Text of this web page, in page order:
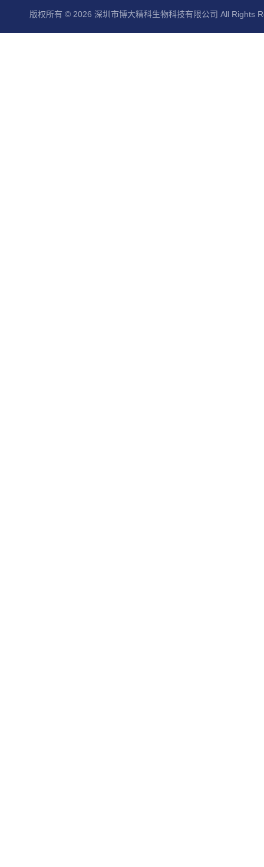
版权所有 © 2026 深圳市博大精科生物科技有限公司 All Rights